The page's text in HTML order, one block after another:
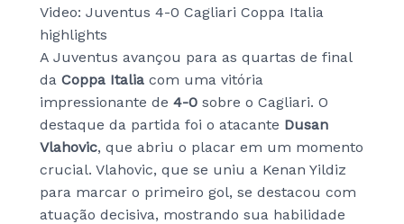
Video: Juventus 4-0 Cagliari Coppa Italia
highlights
A Juventus avançou para as quartas de final
da Coppa Italia com uma vitória
impressionante de 4-0 sobre o Cagliari. O
destaque da partida foi o atacante Dusan
Vlahovic, que abriu o placar em um momento
crucial. Vlahovic, que se uniu a Kenan Yildiz
para marcar o primeiro gol, se destacou com
atuação decisiva, mostrando sua habilidade